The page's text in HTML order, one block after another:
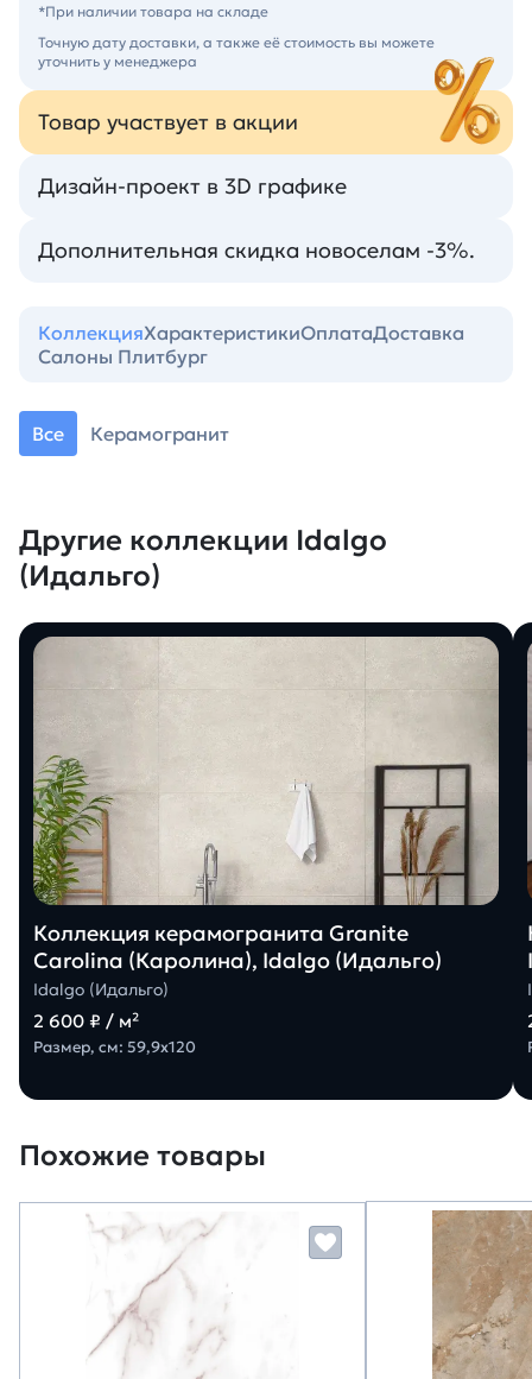
*При наличии товара на складе
Точную дату доставки, а также её стоимость вы можете
уточнить у менеджера
Товар участвует в акции
Дизайн-проект в 3D графике
Дополнительная скидка новоселам -3%.
КоллекцияХарактеристикиОплатаДоставка
Салоны Плитбург
Все Керамогранит
Другие коллекции Idalgo
(Идальго)
Коллекция керамогранита Granite
Carolina (Каролина), Idalgo (Идальго)
Idalgo (Идальго)
2 600 ₽ / м²
Размер, см: 59,9х120
Похожие товары